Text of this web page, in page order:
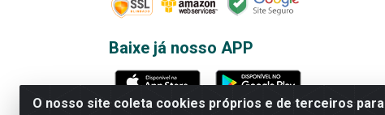
O nosso site coleta cookies próprios e de terceiros para
Baixe já nosso APP